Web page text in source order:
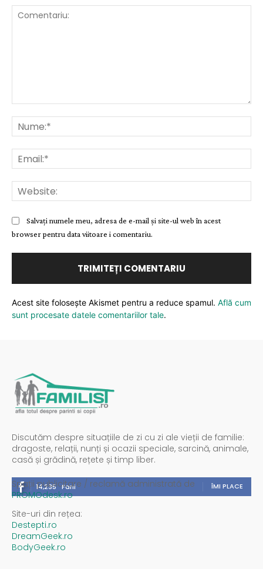
Salvați numele meu, adresa de e-mail și site-ul web în acest
browser pentru data viitoare i comentariu.
Acest site folosește Akismet pentru a reduce spamul. Află cum
sunt procesate datele comentariilor tale.
Discutăm despre situațiile de zi cu zi ale vieții de familie:
dragoste, relații, nunți și ocazii speciale, sarcină, animale,
casă și grădină, rețete și timp liber.
14,235 Fani ÎMI PLACE
Spații publicitare / reclamă administrată de
PROMOdesk.ro
Site-uri din rețea:
Destepti.ro
DreamGeek.ro
BodyGeek.ro